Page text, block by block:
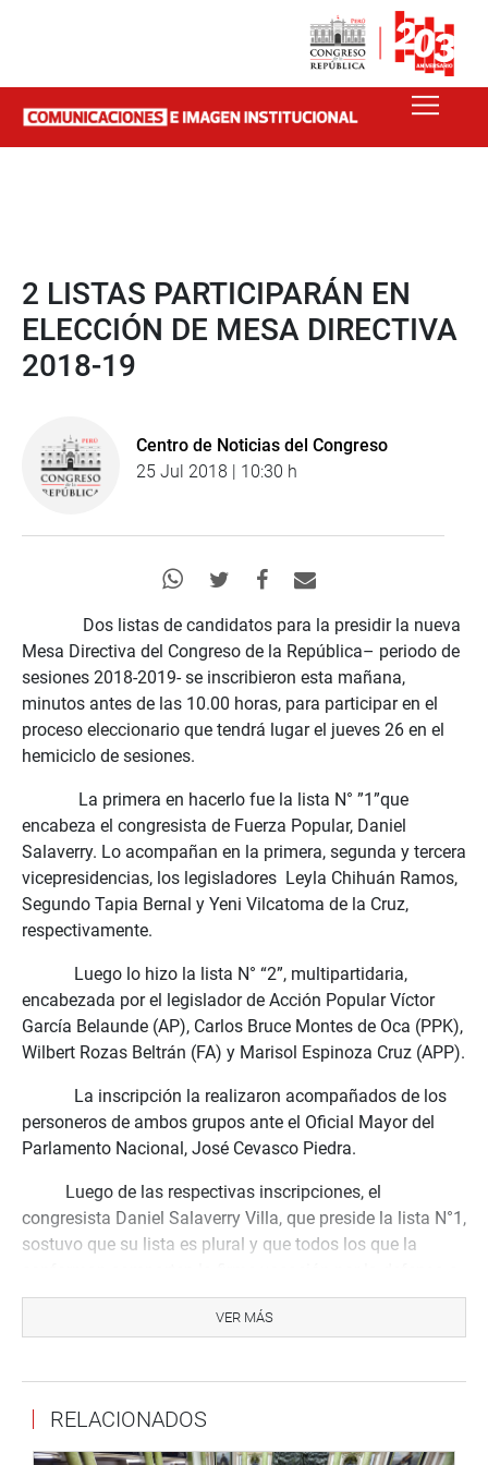
2 LISTAS PARTICIPARÁN EN
ELECCIÓN DE MESA DIRECTIVA
2018-19
Centro de Noticias del Congreso
25 Jul 2018 | 10:30 h
Dos listas de candidatos para la presidirla nueva
Mesa Directiva del Congreso de la República– periodo de
sesiones 2018-2019- se inscribieron esta mañana,
minutos antes de las 10.00 horas, para participar en el
proceso eleccionario que tendrá lugar el jueves 26 en el
hemiciclo de sesiones.
La primera en hacerlo fue la lista N° ”1”que
encabeza el congresista de Fuerza Popular, Daniel
Salaverry. Lo acompañan en la primera, segunda y tercera
vicepresidencias, los legisladores Leyla Chihuán Ramos,
Segundo Tapia Bernal y Yeni Vilcatoma de la Cruz,
respectivamente.
Luego lo hizo la lista N° “2”, multipartidaria,
encabezada por el legislador de Acción PopularVíctor
García Belaunde (AP), Carlos Bruce Montes de Oca (PPK),
Wilbert Rozas Beltrán (FA) y Marisol Espinoza Cruz (APP).
La inscripción la realizaron acompañados de los
personeros de ambos grupos ante el Oficial Mayor del
Parlamento Nacional, José Cevasco Piedra.
Luego de las respectivas inscripciones, el
congresista Daniel Salaverry Villa, que preside la lista N°1,
sostuvo que su lista es plural y que todos los que la
la institucionalidad y el orden democrático.
“La única manera de avanzar como país en democracia y
Dijo que aspiran a tener una agenda legislativa enfocada
en temas importantes como la reforma del sistema de
VER MÁS
RELACIONADOS